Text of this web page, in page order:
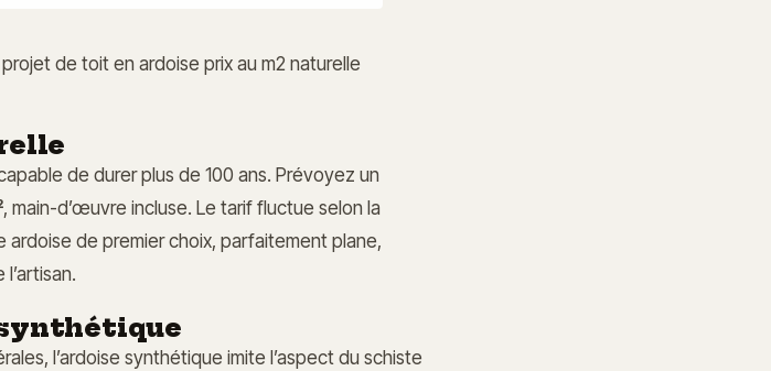
de toit en ardoise prix au m2 naturelle
de durer plus de 100 ans. Prévoyez un
, main-d’œuvre incluse. Le tarif fluctue selon la
de premier choix, parfaitement plane,
synthétique
l’ardoise synthétique imite l’aspect du schiste